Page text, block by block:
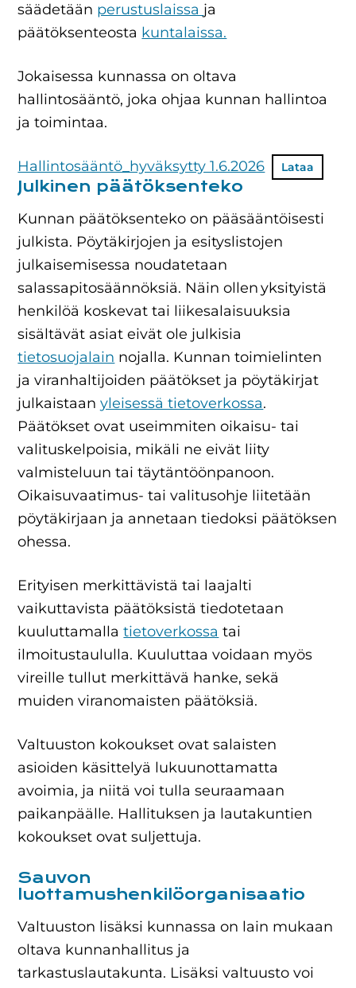
säädetään perustuslaissa ja
päätöksenteosta kuntalaissa.
Jokaisessa kunnassa on oltava
hallintosääntö, joka ohjaa kunnan hallintoa
ja toimintaa.
Hallintosääntö_hyväksytty 1.6.2026 Lataa
Julkinen päätöksenteko
Kunnan päätöksenteko on pääsääntöisesti
julkista. Pöytäkirjojen ja esityslistojen
julkaisemisessa noudatetaan
salassapitosäännöksiä. Näin ollen yksityistä
henkilöä koskevat tai liikesalaisuuksia
sisältävät asiat eivät ole julkisia
tietosuojalain nojalla. Kunnan toimielinten
ja viranhaltijoiden päätökset ja pöytäkirjat
julkaistaanyleisessä tietoverkossa.
Päätökset ovat useimmiten oikaisu- tai
valituskelpoisia, mikäli ne eivät liity
valmisteluun tai täytäntöönpanoon.
Oikaisuvaatimus- tai valitusohje liitetään
pöytäkirjaan ja annetaan tiedoksi päätöksen
ohessa.
Erityisen merkittävistä tai laajalti
vaikuttavista päätöksistä tiedotetaan
kuuluttamallatietoverkossa tai
ilmoitustaululla. Kuuluttaa voidaan myös
vireille tullut merkittävä hanke, sekä
muiden viranomaisten päätöksiä.
Valtuuston kokoukset ovat salaisten
asioiden käsittelyä lukuunottamatta
avoimia, ja niitä voi tulla seuraamaan
paikanpäälle. Hallituksen ja lautakuntien
kokoukset ovat suljettuja.
Sauvon
luottamushenkilöorganisaatio
Valtuuston lisäksi kunnassa on lain mukaan
oltava kunnanhallitus ja
tarkastuslautakunta. Lisäksi valtuusto voi